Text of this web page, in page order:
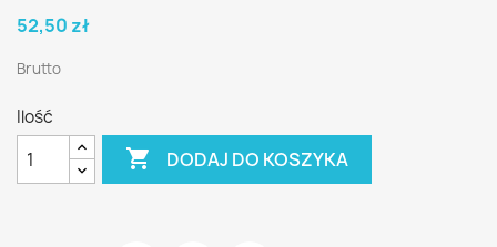
52,50 zł
Brutto
Ilość
 DODAJ DO KOSZYKA